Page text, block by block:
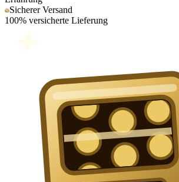
Sicherer Versand
100% versicherte Lieferung